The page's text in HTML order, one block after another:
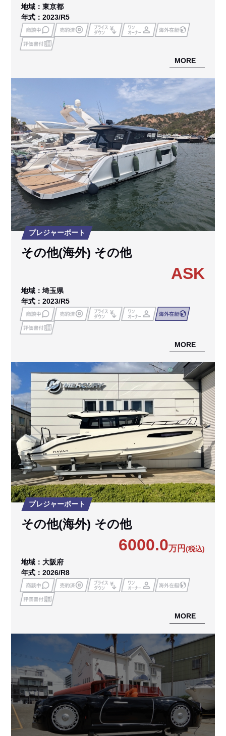
地域：東京都
年式：2023/R5
MORE
プレジャーボート
その他(海外) その他
ASK
地域：埼玉県
年式：2023/R5
MORE
プレジャーボート
その他(海外) その他
6000.0万円(税込)
地域：大阪府
年式：2026/R8
MORE